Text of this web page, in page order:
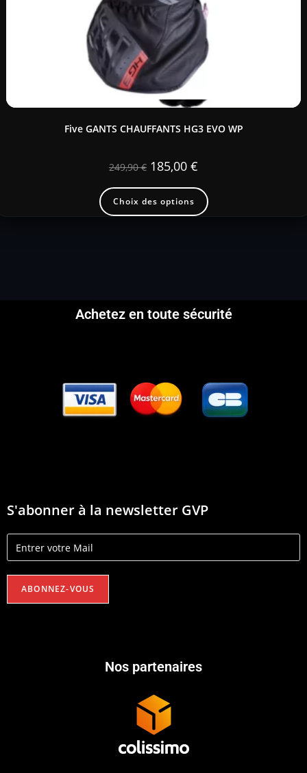
Five GANTS CHAUFFANTS HG3 EVO WP
249,90€ 185,00 €
Choix des options
Achetez en toute sécurité
S'abonner à la newsletter GVP
Nos partenaires